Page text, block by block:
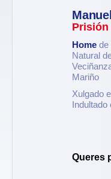
Prisión
Home de
Natural
Mariño
Xulgado
Queres